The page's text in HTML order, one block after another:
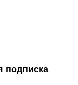
подписка